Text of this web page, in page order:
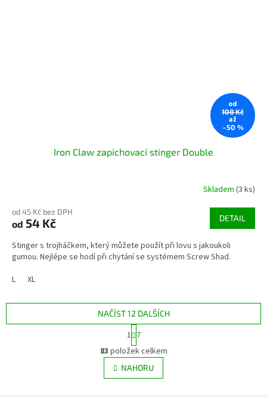
od
108 Kč
až
–50 %
Iron Claw zapichovací stinger Double
Skladem (3 ks)
od 45 Kč bez DPH
od 54 Kč DETAIL
Stinger s trojháčkem, který můžete použít při lovu s jakoukoli
gumou. Nejlépe se hodí při chytání se systémem Screw Shad.
L
XL
O
v
l
á
NAČÍST 12 DALŠÍCH
S
t
r
á
n
k
v
1 7
83 položek celkem
NAHORU